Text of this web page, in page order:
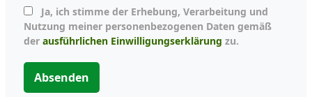
Nutzung meiner personenbezogenen Daten gemäß
der ausführlichen Einwilligungserklärung zu.
Absenden